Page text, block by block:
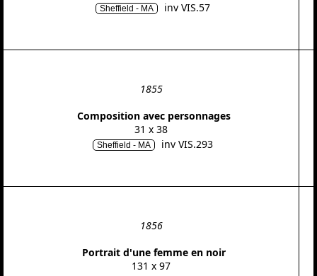
Sheffield - MA inv VIS.57
1855
Composition avec personnages
31 x 38
Sheffield - MA inv VIS.293
1856
Portrait d'une femme en noir
131 x 97